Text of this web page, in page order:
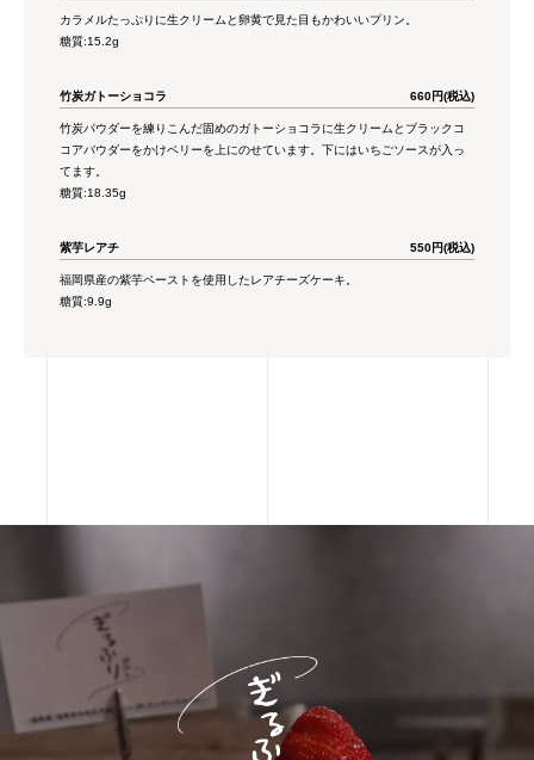
カラメルたっぷりに生クリームと卵黄で見た目もかわいいプリン。
糖質:15.2g
竹炭ガトーショコラ 660円(税込)
竹炭パウダーを練りこんだ固めのガトーショコラに生クリームとブラックコ
コアバウダーをかけベリーを上にのせています。下にはいちごソースが入っ
てます。
糖質:18.35g
紫芋レアチ 550円(税込)
福岡県産の紫芋ペーストを使用したレアチーズケーキ。
糖質:9.9g